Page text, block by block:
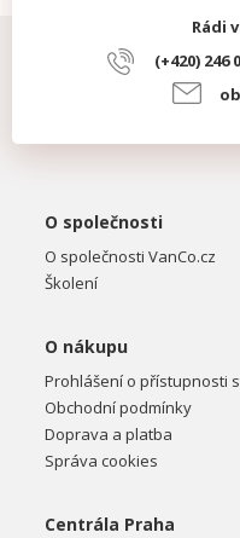
Rádi
(+420) 246
O společnosti
O společnosti VanCo.cz
Školení
O nákupu
Prohlášení o přístupnosti
Obchodní podmínky
Doprava a platba
Správa cookies
Centrála Praha